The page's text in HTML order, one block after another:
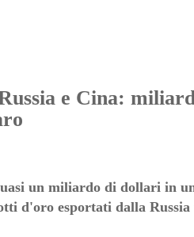
e Cina:
un miliardo di dollari in un
d'oro esportati dalla Russia